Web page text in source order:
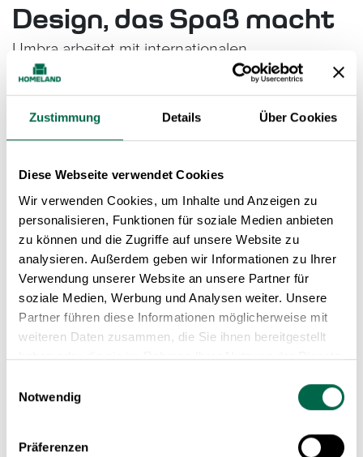
Zustimmung Details Über Cookies
Diese Webseite verwendet Cookies
Wir verwenden Cookies, um Inhalte und Anzeigen zu
personalisieren, Funktionen für soziale Medien anbieten
zu können und die Zugriffe auf unsere Website zu
analysieren. Außerdem geben wir Informationen zu Ihrer
Verwendung unserer Website an unsere Partner für
soziale Medien, Werbung und Analysen weiter. Unsere
Partner führen diese Informationen möglicherweise mit
weiteren Daten zusammen, die Sie ihnen bereitgestellt
haben oder die sie im Rahmen Ihrer Nutzung der Dienste
Notwendig
Präferenzen
Design, das Spaß macht
Umbra arbeitet mit internationalen
Designer*innen zusammen und entwickelt
Produkte, die Alltag und Ästhetik kreativ
verbinden. Die Ergebnisse sind oft überraschend,
Weltweit beliebt – in
jeder Wohnung zu Hause
Umbra-Produkte werden in über 120 Ländern
verkauft und gelten als moderne Klassiker für
kreative Einrichtungen.
Umbra bei Homeland –
Alltagslösungen mit